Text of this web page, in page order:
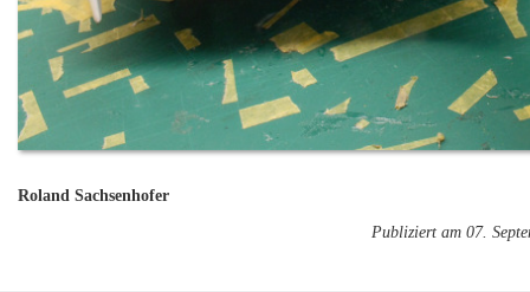
Roland Sachsenhofer
Publiziert am 07.